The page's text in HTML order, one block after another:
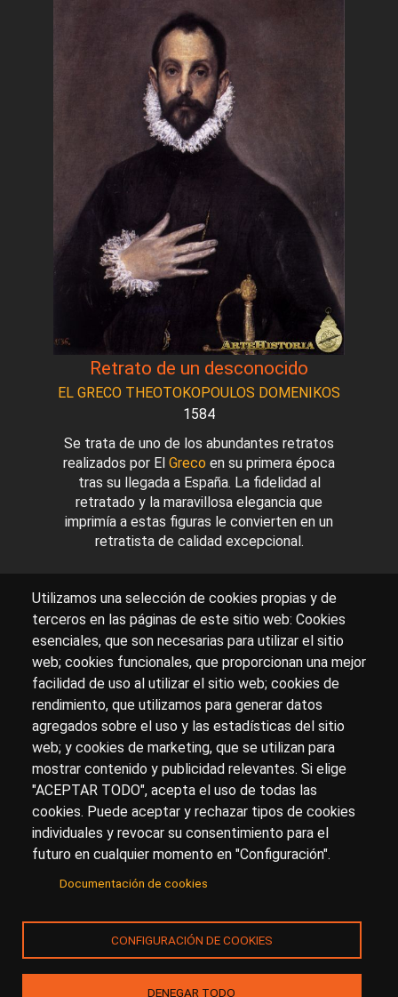
Retrato de un desconocido
EL GRECO THEOTOKOPOULOS DOMENIKOS
1584
Se trata de uno de los abundantes retratos
realizados por El Greco en su primera época
tras su llegada a España. La fidelidad al
retratado y la maravillosa elegancia que
imprimía a estas figuras le convierten en un
retratista de calidad excepcional.
Sobre artehistoria.com
Para ponerte en contacto con nosotros, escríbenos en
el formulario decontacto
Accesibilidad
Aviso Legal Privacidad
Utilizamos una selección de cookies propias y de
terceros en las páginas de este sitio web: Cookies
esenciales, que son necesarias para utilizar el sitio
web; cookies funcionales, que proporcionan una mejor
facilidad de uso al utilizar el sitio web; cookies de
rendimiento, que utilizamos para generar datos
agregados sobre el uso y las estadísticas del sitio
web; y cookies de marketing, que se utilizan para
mostrar contenido y publicidad relevantes. Si elige
"ACEPTAR TODO", acepta el uso de todas las
cookies. Puede aceptar y rechazar tipos de cookies
individuales y revocar su consentimiento para el
futuro en cualquier momento en "Configuración".
Documentación de cookies
CONFIGURACIÓN DE COOKIES
DENEGAR TODO
© Copyright 2017.arteHistoria&Toools, S.Lo sus
licenciantes son los propietarios de todos los derechos
de propiedad intelectual e industrial de:
(a) este sitio web publicado bajo el dominio
(b) todo el material publicado en artehistoria.com
(incluyendo, sin limitación, textos, imágenes, fotografías,
dibujos, música, marcas o logotipos, estructura y diseño
de la composición de cada una de las páginas